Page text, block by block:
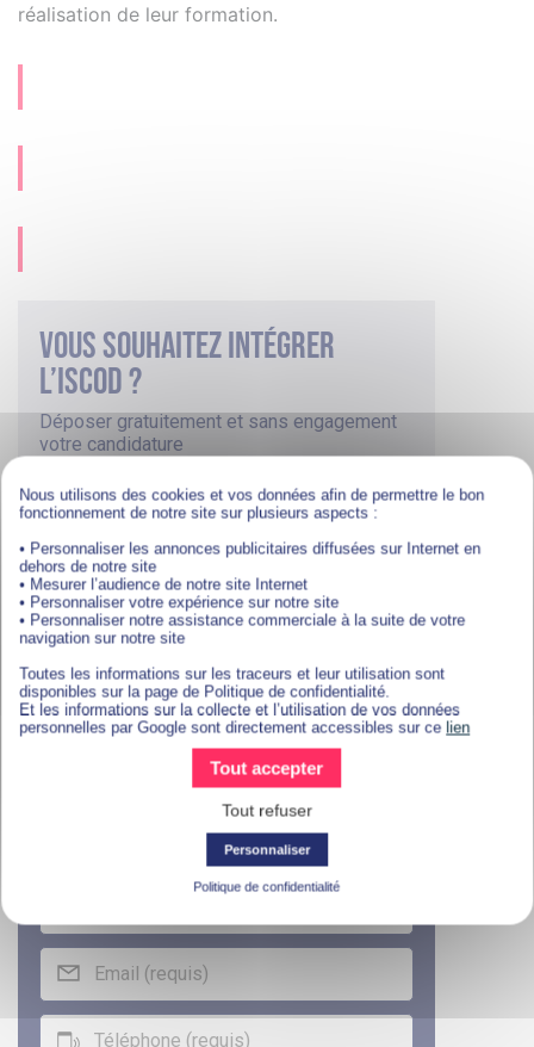
réalisation de leur formation.
Vous souhaitez intégrer
l’iscod ?
Déposer gratuitement et sans engagement
votre candidature
CANDIDATURE EN LIGNE
Télécharger une
documentation
Nous utilisons des cookies et vos données afin de permettre le bon
fonctionnement de notre site sur plusieurs aspects :
• Personnaliser les annonces publicitaires diffusées sur Internet en
dehors de notre site
• Mesurer l’audience de notre site Internet
• Personnaliser votre expérience sur notre site
• Personnaliser notre assistance commerciale à la suite de votre
navigation sur notre site
Toutes les informations sur les traceurs et leur utilisation sont
disponibles sur la page de Politique de confidentialité.
Et les informations sur la collecte et l’utilisation de vos données
personnelles par Google sont directement accessibles sur ce lien
Tout accepter
Tout refuser
Personnaliser
Politique de confidentialité